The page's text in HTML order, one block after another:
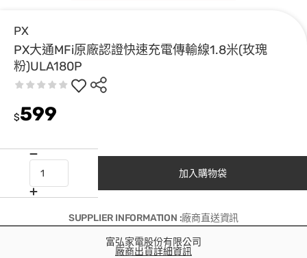
PX
PX大通MFi原廠認證快速充電傳輸線1.8米(玫瑰
粉)ULA180P
$599
加入購物袋
SUPPLIER INFORMATION :廠商直送資訊
富弘家電股份有限公司
廠商出貨詳細資訊